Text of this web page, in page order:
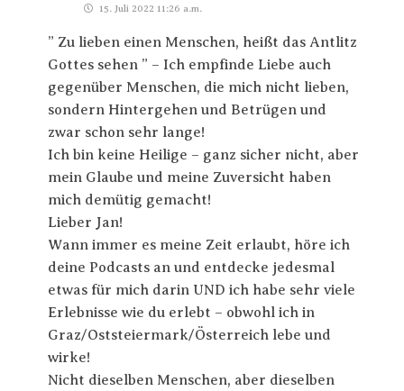
15. Juli 2022 11:26 a.m.
” Zu lieben einen Menschen, heißt das Antlitz
Gottes sehen ” – Ich empfinde Liebe auch
gegenüber Menschen, die mich nicht lieben,
sondern Hintergehen und Betrügen und
zwar schon sehr lange!
Ich bin keine Heilige – ganz sicher nicht, aber
mein Glaube und meine Zuversicht haben
mich demütig gemacht!
Lieber Jan!
Wann immer es meine Zeit erlaubt, höre ich
deine Podcasts an und entdecke jedesmal
etwas für mich darin UND ich habe sehr viele
Erlebnisse wie du erlebt – obwohl ich in
Graz/Oststeiermark/Österreich lebe und
wirke!
Nicht dieselben Menschen, aber dieselben